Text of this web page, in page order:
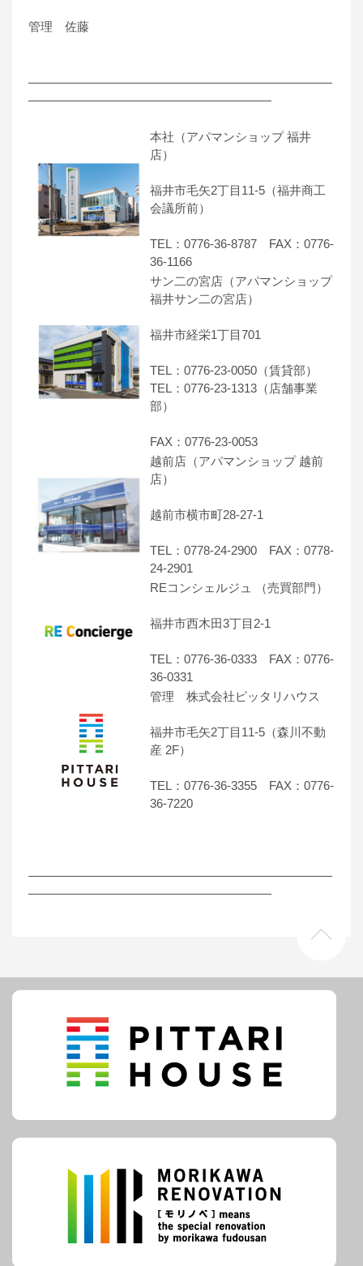
管理 佐藤
―――――――――――――――――――――――――
――――――――――――――――――――
本社（アパマンショップ 福井
店）
福井市毛矢2丁目11-5（福井商工
会議所前）
TEL：0776-36-8787 FAX：0776-
36-1166
サン二の宮店（アパマンショップ
福井サン二の宮店）
福井市経栄1丁目701
TEL：0776-23-0050（賃貸部）
TEL：0776-23-1313（店舗事業
部）
FAX：0776-23-0053
越前店（アパマンショップ 越前
店）
越前市横市町28-27-1
TEL：0778-24-2900 FAX：0778-
24-2901
REコンシェルジュ （売買部門）
福井市西木田3丁目2-1
TEL：0776-36-0333 FAX：0776-
36-0331
管理 株式会社ピッタリハウス
福井市毛矢2丁目11-5（森川不動
産 2F）
TEL：0776-36-3355 FAX：0776-
36-7220
―――――――――――――――――――――――――
――――――――――――――――――――